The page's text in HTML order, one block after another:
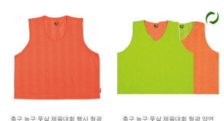
축구 농구 풋살 체육대회 행사 형광
축구 농구 풋살 체육대회 형광 양면